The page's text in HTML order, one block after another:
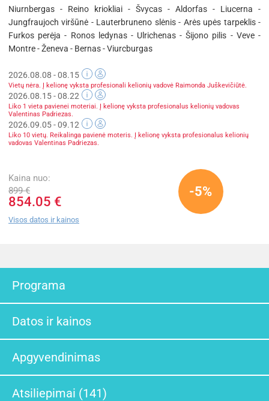
Niurnbergas - Reino kriokliai - Švycas - Aldorfas - Liucerna -
Jungfraujoch viršūnė - Lauterbruneno slėnis - Arės upės tarpeklis -
Furkos perėja - Ronos ledynas - Ulrichenas - Šijono pilis - Veve -
Montre - Ženeva - Bernas - Viurcburgas
2026.08.08 - 08.15
Vietų nėra. Į kelionę vyksta profesionali kelionių vadovė Raimonda Juškevičiūtė.
2026.08.15 - 08.22
Liko 1 vieta pavienei moteriai. Į kelionę vyksta profesionalus kelionių vadovas
Valentinas Padriezas.
2026.09.05 - 09.12
Liko 10 vietų. Reikalinga pavienė moteris. Į kelionę vyksta profesionalus kelionių
vadovas Valentinas Padriezas.
Kaina nuo:
899 €
854.05 €
-5%
Visos datos ir kainos
Programa
Datos ir kainos
Apgyvendinimas
Atsiliepimai (141)